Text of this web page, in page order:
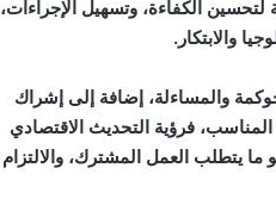
الكفاءة، وتسهيل الإجراءات،
والابتكار .
والمساءلة، إضافة إلى إشراك
فرؤية التحديث الاقتصادي
يتطلب العمل المشترك، والالتزام